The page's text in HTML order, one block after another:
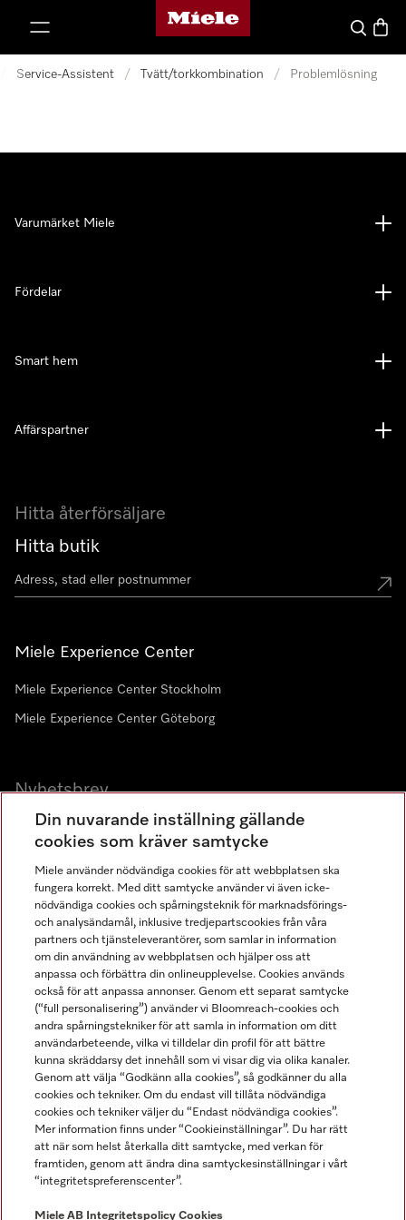
Mieles hemsida
Sök
Service-Assistent / Tvätt/torkkombination / Problemlösning
Hitta återförsäljare
Hitta butik
Miele Experience Center
Miele Experience Center Stockholm
Miele Experience Center Göteborg
Nyhetsbrev
Gå med i vår gemenskap
Varumärket Miele
Fördelar
Smart hem
Affärspartner
Miele AB
Allmänna villkor
Användarvillkor
Miele tillgänglighetsförklaring
Lagen om digitala tjänster
Miele på LinkedIn
Miele på Facebook
Miele på Instagram
Miele på Youtube
Din nuvarande inställning gällande
cookies som kräver samtycke
Miele använder nödvändiga cookies för att webbplatsen ska
fungera korrekt. Med ditt samtycke använder vi även icke-
nödvändiga cookies och spårningsteknik för marknadsförings-
och analysändamål, inklusive tredjepartscookies från våra
partners och tjänsteleverantörer, som samlar in information
om din användning av webbplatsen och hjälper oss att
anpassa och förbättra din onlineupplevelse. Cookies används
också för att anpassa annonser. Genom ett separat samtycke
(“full personalisering”) använder vi Bloomreach-cookies och
andra spårningstekniker för att samla in information om ditt
användarbeteende, vilka vi tilldelar din profil för att bättre
kunna skräddarsy det innehåll som vi visar dig via olika kanaler.
Genom att välja “Godkänn alla cookies”, så godkänner du alla
cookies och tekniker. Om du endast vill tillåta nödvändiga
cookies och tekniker väljer du “Endast nödvändiga cookies”.
Mer information finns under “Cookieinställningar”. Du har rätt
att när som helst återkalla ditt samtycke, med verkan för
framtiden, genom att ändra dina samtyckesinställningar i vårt
“integritetspreferenscenter”.
Miele AB Integritetspolicy Cookies